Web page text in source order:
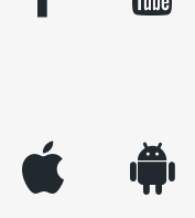
appleinc android